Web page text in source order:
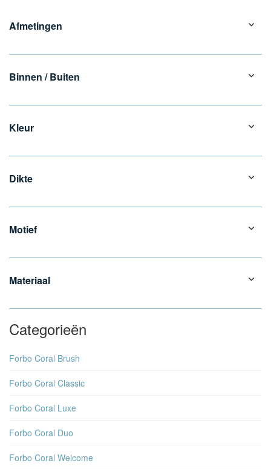
Afmetingen
Binnen / Buiten
Kleur
Dikte
Motief
Materiaal
Categorieën
Forbo Coral Brush
Forbo Coral Classic
Forbo Coral Luxe
Forbo Coral Duo
Forbo Coral Welcome